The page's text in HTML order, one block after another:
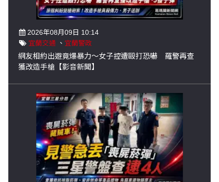
2026年08月09日 10:14
宜蘭交通 、 宜蘭警政
網友相約出遊竟爆暴力～女子控遭毆打恐嚇 羅警再查
獲改造手槍【影音新聞】